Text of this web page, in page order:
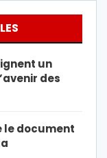
un
des
le document